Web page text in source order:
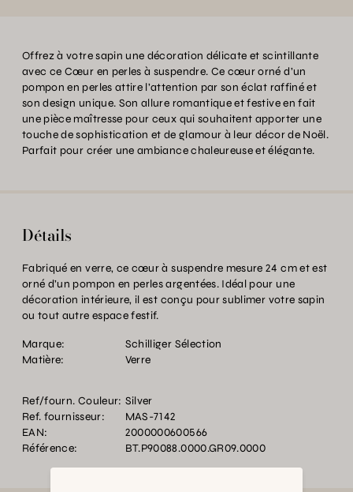
Offrez à votre sapin une décoration délicate et scintillante
avec ce Cœur en perles à suspendre. Ce cœur orné d’un
pompon en perles attire l’attention par son éclat raffiné et
son design unique. Son allure romantique et festive en fait
une pièce maîtresse pour ceux qui souhaitent apporter une
touche de sophistication et de glamour à leur décor de Noël.
Parfait pour créer une ambiance chaleureuse et élégante.
Détails
Fabriqué en verre, ce cœur à suspendre mesure 24 cm et est
orné d’un pompon en perles argentées. Idéal pour une
décoration intérieure, il est conçu pour sublimer votre sapin
ou tout autre espace festif.
Marque:
Schilliger Sélection
Matière:
Verre
Ref/fourn. Couleur: Silver
Ref. fournisseur:
MAS-7142
EAN:
2000000600566
Référence:
BT.P90088.0000.GR09.0000